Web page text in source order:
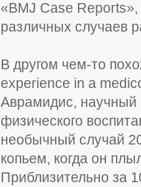
«BMJ Case
различных случаев
В другом чем-то
experience in a
Аврамидис, научный
физического
необычный случай
копьем, когда он
Приблизительно за